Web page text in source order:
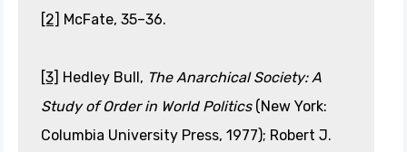
[2] McFate, 35–36.
[3] Hedley Bull, The Anarchical Society: A
Study of Order in World Politics(New York:
Columbia University Press, 1977); Robert J.